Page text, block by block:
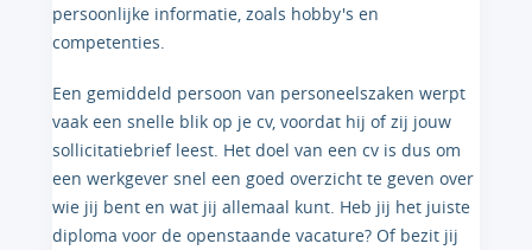
persoonlijke informatie, zoals hobby's en
competenties.
Een gemiddeld persoon van personeelszaken werpt
vaak een snelle blik op je cv, voordat hij of zij jouw
sollicitatiebrief leest. Het doel van een cv is dus om
een werkgever snel een goed overzicht te geven over
wie jij bent en wat jij allemaal kunt. Heb jij het juiste
diploma voor de openstaande vacature? Of bezit jij